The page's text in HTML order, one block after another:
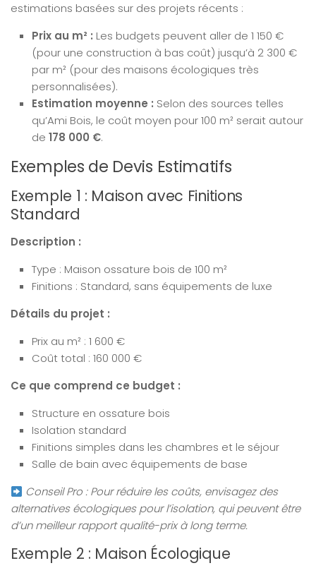
estimations basées sur des projets récents :
Prix au m² : Les budgets peuvent aller de 1 150 €
(pour une construction à bas coût) jusqu’à 2 300 €
par m² (pour des maisons écologiques très
personnalisées).
Estimation moyenne : Selon des sources telles
qu’Ami Bois, le coût moyen pour 100 m² serait autour
de 178 000 €.
Exemples de Devis Estimatifs
Exemple 1 : Maison avec Finitions
Standard
Description :
Type : Maison ossature bois de 100 m²
Finitions : Standard, sans équipements de luxe
Détails du projet :
Prix au m² : 1 600 €
Coût total : 160 000 €
Ce que comprend ce budget :
Structure en ossature bois
Isolation standard
Finitions simples dans les chambres et le séjour
Salle de bain avec équipements de base
Conseil Pro : Pour réduire les coûts, envisagez des
alternatives écologiques pour l’isolation, qui peuvent être
d’un meilleur rapport qualité-prix à long terme.
Exemple 2 : Maison Écologique